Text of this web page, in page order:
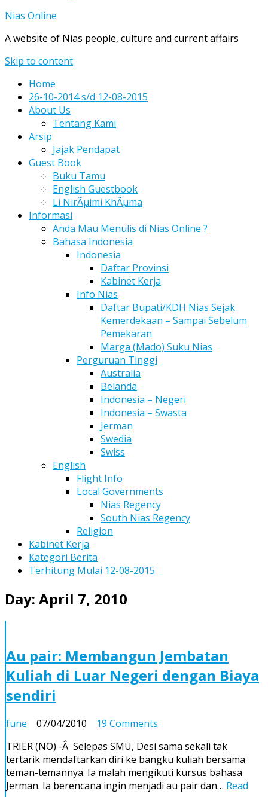
Nias Online
A website of Nias people, culture and current affairs
Skip to content
Home
26-10-2014 s/d 12-08-2015
About Us
Tentang Kami
Arsip
Jajak Pendapat
Guest Book
Buku Tamu
English Guestbook
Li NirÃµimi KhÃµma
Informasi
Anda Mau Menulis di Nias Online ?
Bahasa Indonesia
Indonesia
Daftar Provinsi
Kabinet Kerja
Info Nias
Daftar Bupati/KDH Nias Sejak
Kemerdekaan – Sampai Sebelum
Pemekaran
Marga (Mado) Suku Nias
Perguruan Tinggi
Australia
Belanda
Indonesia – Negeri
Indonesia – Swasta
Jerman
Swedia
Swiss
English
Flight Info
Local Governments
Nias Regency
South Nias Regency
Religion
Kabinet Kerja
Kategori Berita
Terhitung Mulai 12-08-2015
Day: April 7, 2010
Au pair: Membangun Jembatan
Kuliah di Luar Negeri dengan Biaya
sendiri
fune 07/04/2010 19 Comments
pair:
Membangun
Jembatan
Kuliah
TRIER (NO) -Â Selepas SMU, Desi sama sekali tak
tertarik mendaftarkan diri ke bangku kuliah bersama
teman-temannya. Ia malah mengikuti kursus bahasa
Jerman. Ia berencana ingin menjadi au pair dan… Read